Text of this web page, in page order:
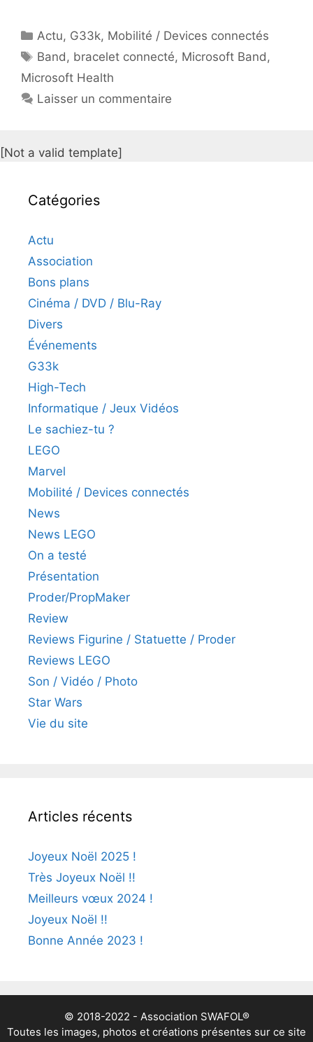
Catégories
Actu, G33k, Mobilité / Devices connectés
Étiquettes
Band, bracelet connecté, Microsoft Band,
Microsoft Health
Laisser un commentaire
[Not a valid template]
Catégories
Actu
Association
Bons plans
Cinéma / DVD / Blu-Ray
Divers
Événements
G33k
High-Tech
Informatique / Jeux Vidéos
Le sachiez-tu ?
LEGO
Marvel
Mobilité / Devices connectés
News
News LEGO
On a testé
Présentation
Proder/PropMaker
Review
Reviews Figurine / Statuette / Proder
Reviews LEGO
Son / Vidéo / Photo
Star Wars
Vie du site
Articles récents
Joyeux Noël 2025 !
Très Joyeux Noël !!
Meilleurs vœux 2024 !
Joyeux Noël !!
Bonne Année 2023 !
© 2018-2022 - Association SWAFOL®
Toutes les images, photos et créations présentes sur ce site